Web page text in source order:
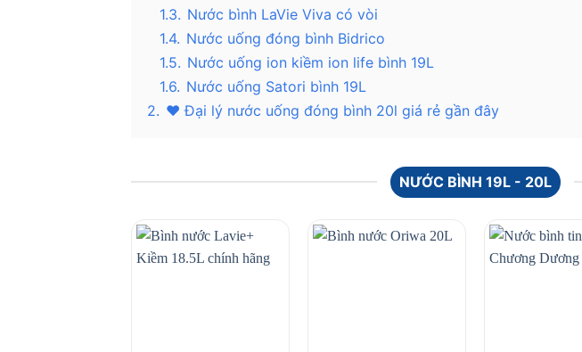
1.3. Nước bình LaVie Viva có vòi
1.4. Nước uống đóng bình Bidrico
1.5. Nước uống ion kiềm ion life bình 19L
1.6. Nước uống Satori bình 19L
2. ❤️ Đại lý nước uống đóng bình 20l giá rẻ gần đây
NƯỚC BÌNH 19L - 20L